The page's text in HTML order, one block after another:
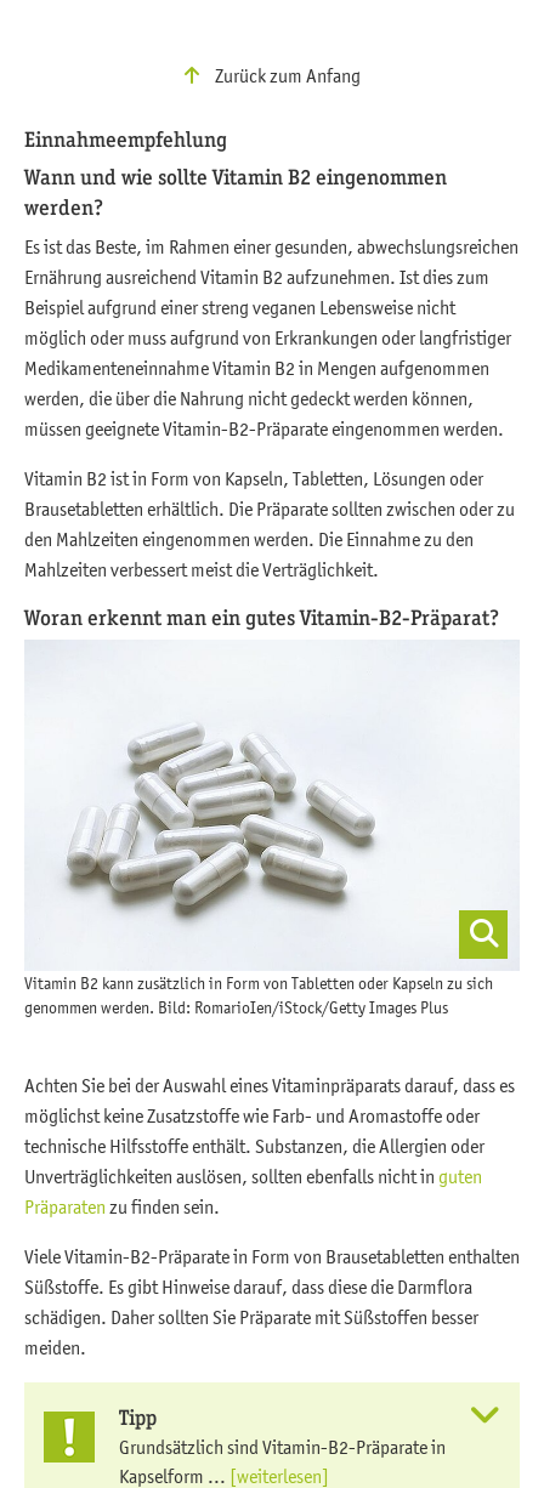
Zurück zum Anfang
Einnahmeempfehlung
Wann und wie sollte Vitamin B2 eingenommen
werden?
Es ist das Beste, im Rahmen einer gesunden, abwechslungsreichen
Ernährung ausreichend Vitamin B2 aufzunehmen. Ist dies zum
Beispiel aufgrund einer streng veganen Lebensweise nicht
möglich oder muss aufgrund von Erkrankungen oder langfristiger
Medikamenteneinnahme Vitamin B2 in Mengen aufgenommen
werden, die über die Nahrung nicht gedeckt werden können,
müssen geeignete Vitamin-B2-Präparate eingenommen werden.
Vitamin B2 ist in Form von Kapseln, Tabletten, Lösungen oder
Brausetabletten erhältlich. Die Präparate sollten zwischen oder zu
den Mahlzeiten eingenommen werden. Die Einnahme zu den
Mahlzeiten verbessert meist die Verträglichkeit.
Woran erkennt man ein gutes Vitamin-B2-Präparat?
Vitamin B2 kann zusätzlich in Form von Tabletten oder Kapseln zu sich
genommen werden. Bild: RomarioIen/iStock/Getty Images Plus
Achten Sie bei der Auswahl eines Vitaminpräparats darauf, dass es
möglichst keine Zusatzstoffe wie Farb- und Aromastoffe oder
technische Hilfsstoffe enthält. Substanzen, die Allergien oder
Unverträglichkeiten auslösen, sollten ebenfalls nicht in guten
Präparaten zu finden sein.
Viele Vitamin-B2-Präparate in Form von Brausetabletten enthalten
Süßstoffe. Es gibt Hinweise darauf, dass diese die Darmflora
schädigen. Daher sollten Sie Präparate mit Süßstoffen besser
meiden.
Tipp
Grundsätzlich sind Vitamin-B2-Präparate in
Kapselform ... [weiterlesen]